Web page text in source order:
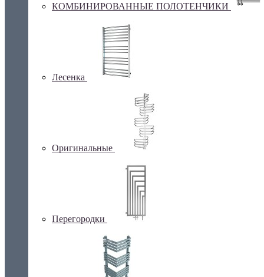
КОМБИНИРОВАННЫЕ ПОЛОТЕНЧИКИ
Лесенка
Оригинальные
Перегородки